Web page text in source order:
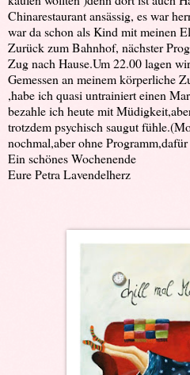
Chinarestaurant ansässig, es war
war da schon als Kind mit meinen
Zurück zum Bahnhof, nächster
Zug nach Hause.Um 22.00 lagen
Gemessen an meinem körperliche
,habe ich quasi untrainiert einen
bezahle ich heute mit
trotzdem psychisch saugut
nochmal,aber ohne
Ein schönes Wochenende
Eure Petra Lavendelherz